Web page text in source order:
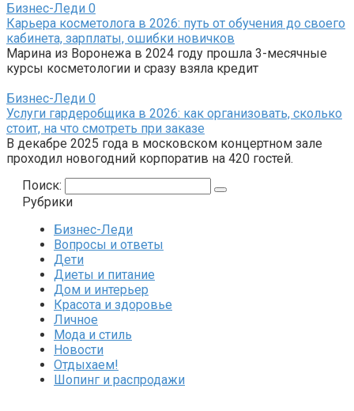
Бизнес-Леди 0
Карьера косметолога в 2026: путь от обучения до своего
кабинета, зарплаты, ошибки новичков
Марина из Воронежа в 2024 году прошла 3-месячные
курсы косметологии и сразу взяла кредит
Бизнес-Леди 0
Услуги гардеробщика в 2026: как организовать, сколько
стоит, на что смотреть при заказе
В декабре 2025 года в московском концертном зале
проходил новогодний корпоратив на 420 гостей.
Поиск:
Рубрики
Бизнес-Леди
Вопросы и ответы
Дети
Диеты и питание
Дом и интерьер
Красота и здоровье
Личное
Мода и стиль
Новости
Отдыхаем!
Шопинг и распродажи